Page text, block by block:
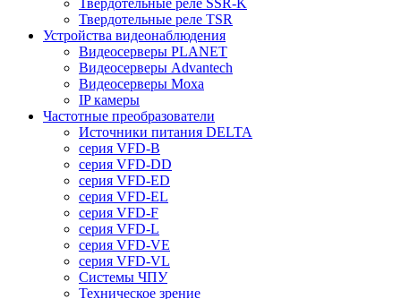
Твердотельные реле SSR-K
Твердотельные реле TSR
Устройства видеонаблюдения
Видеосерверы PLANET
Видеосерверы Advantech
Видеосерверы Moxa
IP камеры
Частотные преобразователи
Источники питания DELTA
серия VFD-B
серия VFD-DD
серия VFD-ED
серия VFD-EL
серия VFD-F
серия VFD-L
серия VFD-VE
серия VFD-VL
Системы ЧПУ
Техническое зрение